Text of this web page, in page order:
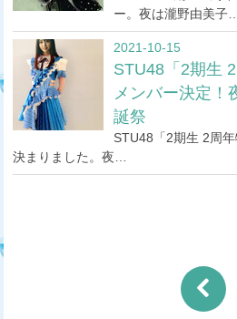
ー。夜は瀧野由美子…
2021-10-15
STU48「2期生
メンバー決定！
誕祭
STU48「2期生 2周
決まりました。夜…